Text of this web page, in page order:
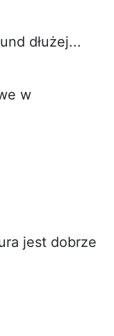
dłużej...
w
jest dobrze